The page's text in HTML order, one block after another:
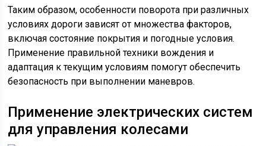
Таким образом, особенности поворота при различных
условиях дороги зависят от множества факторов,
включая состояние покрытия и погодные условия.
Применение правильной техники вождения и
адаптация к текущим условиям помогут обеспечить
безопасность при выполнении маневров.
Применение электрических систем
для управления колесами